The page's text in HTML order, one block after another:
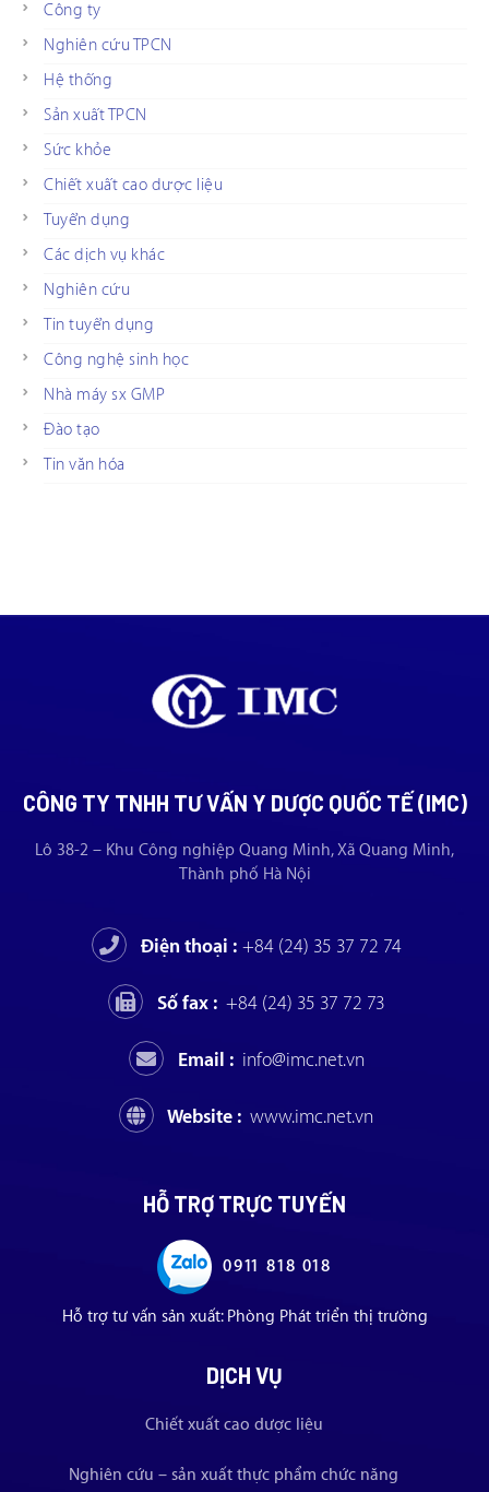
Công ty
Nghiên cứu TPCN
Hệ thống
Sản xuất TPCN
Sức khỏe
Chiết xuất cao dược liệu
Tuyển dụng
Các dịch vụ khác
Nghiên cứu
Tin tuyển dụng
Công nghệ sinh học
Nhà máy sx GMP
Đào tạo
Tin văn hóa
CÔNG TY TNHH TƯ VẤN Y DƯỢC QUỐC TẾ (IMC)
Lô 38-2 – Khu Công nghiệp Quang Minh, Xã Quang Minh,
Thành phố Hà Nội
Điện thoại : +84 (24) 35 37 72 74
Số fax : +84 (24) 35 37 72 73
Email : info@imc.net.vn
Website : www.imc.net.vn
HỖ TRỢ TRỰC TUYẾN
0911 818 018
Hỗ trợ tư vấn sản xuất: Phòng Phát triển thị trường
DỊCH VỤ
Chiết xuất cao dược liệu
Nghiên cứu – sản xuất thực phẩm chức năng